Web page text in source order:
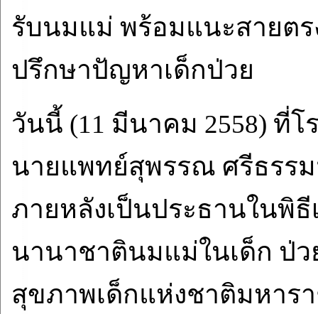
รับนมแม่ พร้อมแนะสายตร
ปรึกษาปัญหาเด็กป่วย
วันนี้ (11 มีนาคม 2558) ที่
นายแพทย์สุพรรณ ศรีธรร
ภายหลังเป็นประธานในพิ
นานาชาตินมแม่ในเด็ก ป่
สุขภาพเด็กแห่งชาติมหาร